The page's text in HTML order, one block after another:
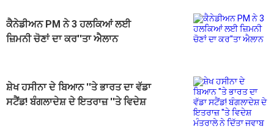
ਕੈਨੇਡੀਅਨ PM ਨੇ 3 ਹਲਕਿਆਂ ਲਈ
ਜ਼ਿਮਨੀ ਚੋਣਾਂ ਦਾ ਕਰ''ਤਾ ਐਲਾਨ
ਸ਼ੇਖ ਹਸੀਨਾ ਦੇ ਬਿਆਨ ''ਤੇ ਭਾਰਤ ਦਾ ਵੱਡਾ
ਸਟੈਂਡ! ਬੰਗਲਾਦੇਸ਼ ਦੇ ਇਤਰਾਜ਼ ''ਤੇ ਵਿਦੇਸ਼